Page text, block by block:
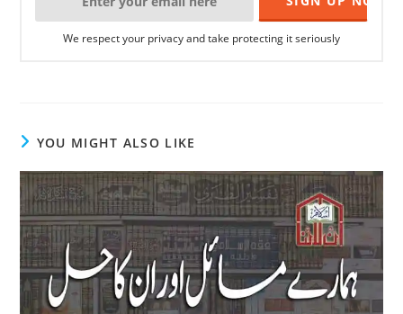
We respect your privacy and take protecting it seriously
YOU MIGHT ALSO LIKE